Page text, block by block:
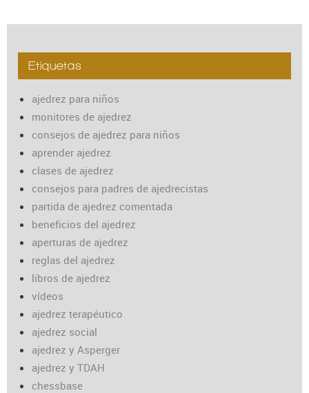
Etiquetas
ajedrez para niños
monitores de ajedrez
consejos de ajedrez para niños
aprender ajedrez
clases de ajedrez
consejos para padres de ajedrecistas
partida de ajedrez comentada
beneficios del ajedrez
aperturas de ajedrez
reglas del ajedrez
libros de ajedrez
vídeos
ajedrez terapéutico
ajedrez social
ajedrez y Asperger
ajedrez y TDAH
chessbase